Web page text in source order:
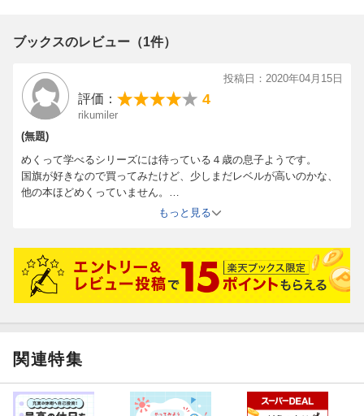
・西アジアはどんなところ？
・ヨーロッパはどんなところ？
・アフリカの国ぐに
・アフリカはどんなところ？
・北アメリカの国ぐに
・南アメリカの国ぐに
・南アメリカはどんなところ？
・オセアニアの国ぐに
・オセアニアはどんなところ？
など全34ページ
※本編では目次も全てひらがなで表記しています。
ブックスのレビュー（1件）
投稿日：2020年04月15日
評価： 4
rikumiler
(無題)
めくって学べるシリーズには待っている４歳の息子ようです。
国旗が好きなので買ってみたけど、少しまだレベルが高いのかな、
他の本ほどめくっていません。
時期が来たら見てくれること期待しています。
もっと見る
関連特集